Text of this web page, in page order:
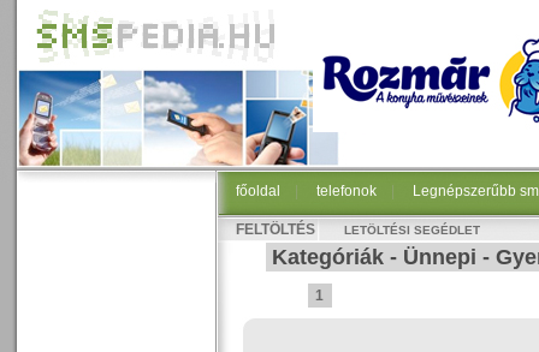
főoldal telefonok Legnépszerűbb
FELTÖLTÉS LETÖLTÉSI SEGÉDLET
Kategóriák - Ünnepi -
1